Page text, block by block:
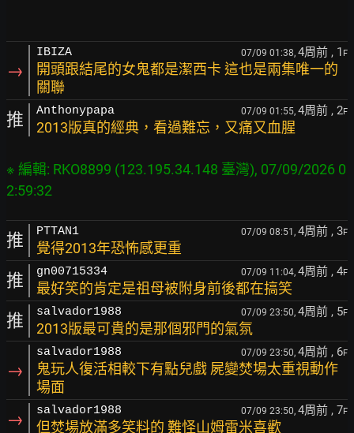
→
IBIZA 07/09 01:38, 4周前 , 1 F
開頭跟結尾的女鬼都是潔西卡 這也是兩集唯一的
關聯
推 Anthonypapa 07/09 01:55, 4周前 , 2F
2013版真的經典，看過難忘，又痛又血腥
※ 編輯: RKO8899 (123.195.34.148 臺灣), 07/09/2026 0
推 PTTAN1 07/09 08:51, 4周前 , 3F
覺得2013年恐怖感更重
推 gn00715334 07/09 11:04, 4周前 , 4F
最好笑的肯定是祖母被附身前後都在搞笑
推 salvador1988 07/09 23:50, 4周前 , 5F
2013版最可貴的是那個邪門的氣氛
→
salvador1988 07/09 23:50, 4周前 , 6F
鬼玩人復活相較下有點兒戲 屍變焚場太重視動作
場面
→ salvador1988 07/09 23:50, 4周前 , 7F
但焚場放滿多笑料的 難怪山姆雷米喜歡